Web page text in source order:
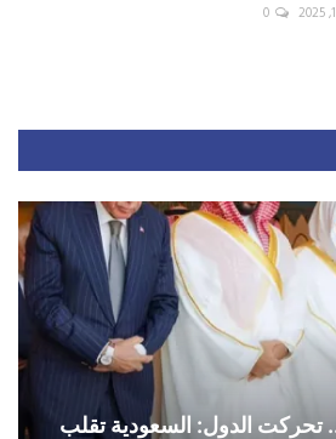
0
الدول: السعودية تقلب